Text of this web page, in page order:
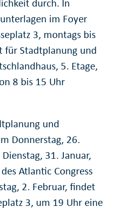
durch. In
im Foyer
3, montags bis
für Stadtplanung und
5. Etage,
8 bis 15 Uhr
und
Donnerstag, 26.
31. Januar,
Atlantic Congress
2. Februar, findet
3, um 19 Uhr eine